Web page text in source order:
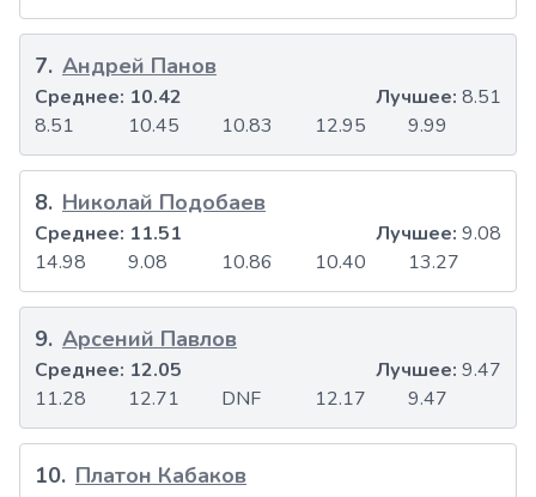
7. Андрей Панов
8.51 10.45 10.83 12.95 9.99
Среднее: 10.42 Лучшее: 8.51
8. Николай Подобаев
14.98 9.08 10.86 10.40 13.27
Среднее: 11.51 Лучшее: 9.08
9. Арсений Павлов
11.28 12.71 DNF 12.17 9.47
Среднее: 12.05 Лучшее: 9.47
10. Платон Кабаков